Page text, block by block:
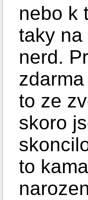
nebo k
taky na
nerd.
to ze
skoro
to